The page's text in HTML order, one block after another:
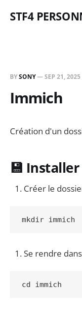
STF4
BYSONY—SEP 21, 2025
Immich
Création d'un
💾
Créer le
mkdir immich
Se rendre
cd immich